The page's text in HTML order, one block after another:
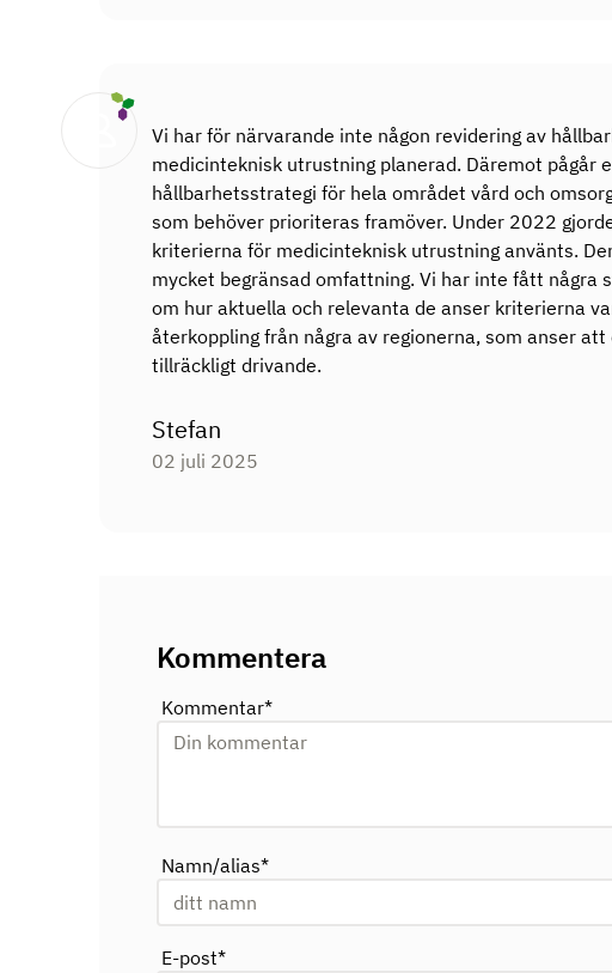
Vi har för närvarande inte någon revidering av
medicinteknisk utrustning planerad. Däremot pågår
hållbarhetsstrategi för hela området vård och
som behöver prioriteras framöver. Under 2022
kriterierna för medicinteknisk utrustning använts.
mycket begränsad omfattning. Vi har inte fått några
om hur aktuella och relevanta de anser kriterierna
återkoppling från några av regionerna, som anser
tillräckligt drivande.
Stefan
02 juli 2025
Kommentera
Kommentar*
Namn/alias*
E-post*